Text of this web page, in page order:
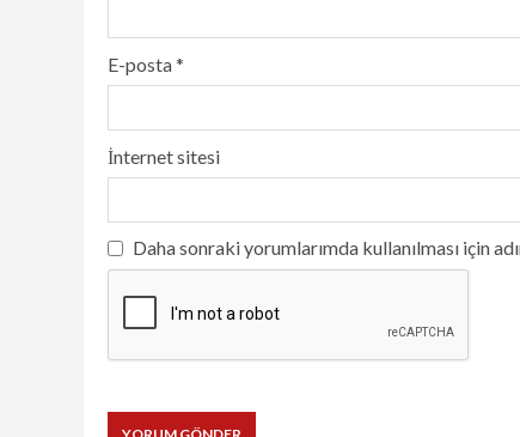
E-posta*
İnternet sitesi
Daha sonraki yorumlarımda kullanılması için